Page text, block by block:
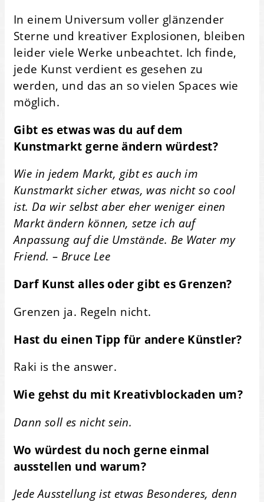
In einem Universum voller glänzender
Sterne und kreativer Explosionen, bleiben
leider viele Werke unbeachtet. Ich finde,
jede Kunst verdient es gesehen zu
werden, und das an so vielen Spaces wie
möglich.
Gibt es etwas was du auf dem
Kunstmarkt gerne ändern würdest?
Wie in jedem Markt, gibt es auch im
Kunstmarkt sicher etwas, was nicht so cool
ist. Da wir selbst aber eher weniger einen
Markt ändern können, setze ich auf
Anpassung auf die Umstände. Be Water my
Friend. – Bruce Lee
Darf Kunst alles oder gibt es Grenzen?
Grenzen ja. Regeln nicht.
Hast du einen Tipp für andere Künstler?
Raki is the answer.
Wie gehst du mit Kreativblockaden um?
Dann soll es nicht sein.
Wo würdest du noch gerne einmal
ausstellen und warum?
Jede Ausstellung ist etwas Besonderes, denn